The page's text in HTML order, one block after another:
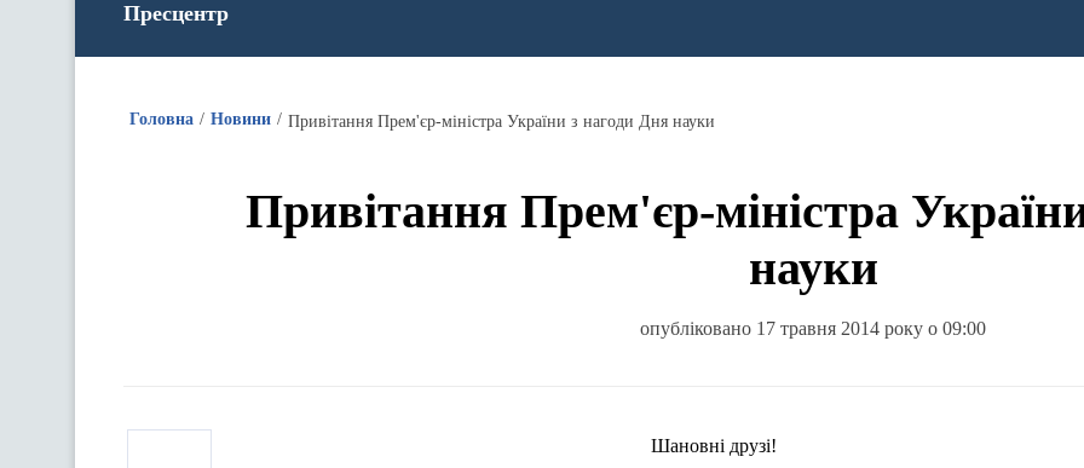
Пресцентр
Головна Новини Привітання Прем'єр-міністра України з нагоди Дня науки
Привітання Прем'єр-міністра
науки
опубліковано 17 травня 2014 року о 09:00
Шановні друзі!